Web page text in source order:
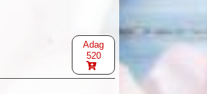
Adag
520